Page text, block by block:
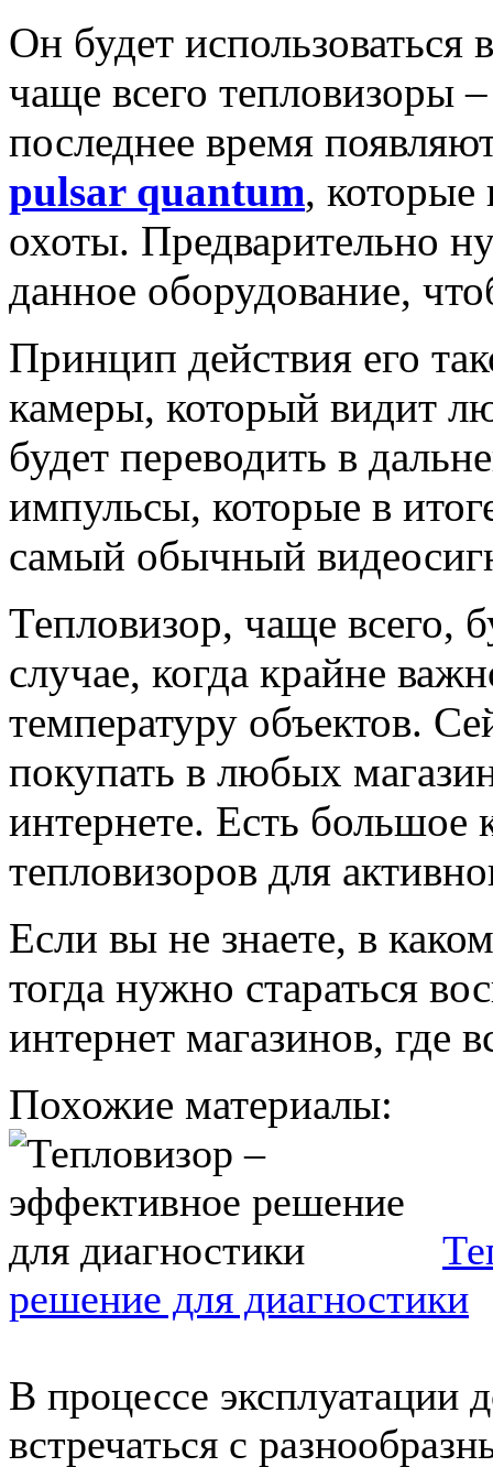
Он будет
чаще всего тепловизоры
последнее время
pulsar quantum, которые
охоты. Предварительно
данное оборудование,
Принцип действия его
камеры, который видит
будет переводить в
импульсы, которые в
самый обычный
Тепловизор, чаще всего,
случае, когда крайне
температуру объектов.
покупать в любых
интернете. Есть большое
тепловизоров для
Если вы не знаете, в
тогда нужно стараться
интернет магазинов, где
Похожие материалы:
решение для диагностики
В процессе эксплуатации
встречаться с